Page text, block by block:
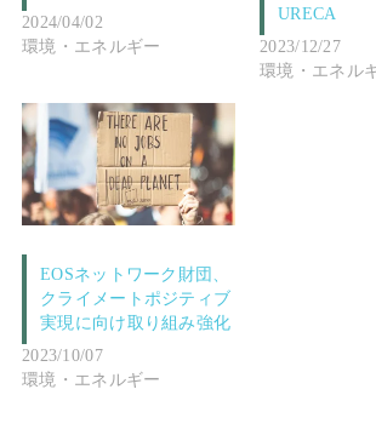
2024/04/02
環境・エネルギー
URECA
2023/12/27
環境・エネル
EOSネットワーク財団、
クライメートポジティブ
実現に向け取り組み強化
2023/10/07
環境・エネルギー